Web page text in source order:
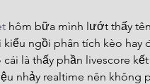
hôm bữa mình lướt thấy
ngồi phân tích kèo hay
cái là thấy phần livescore
nhảy realtime nên